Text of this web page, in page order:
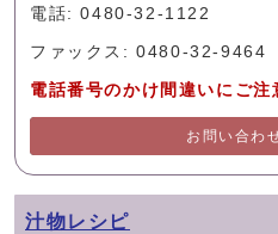
電話: 0480-32-1122
ファックス: 0480-32-9464
電話番号のかけ間違いにご注
お問い合わ
汁物レシピ